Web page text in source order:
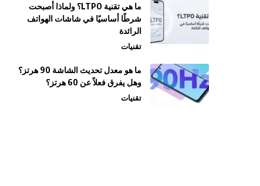
ما هي تقنية LTPO؟ ولماذا أصبحت
شرطًا أساسيًا في شاشات الهواتف
الرائدة
تقنيات
ما هو معدل تحديث الشاشة 90 هرتز؟
وهل يفرق فعلاً عن 60 هرتز؟
تقنيات